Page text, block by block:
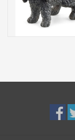
Baby & Peuter
Contact/Locatie